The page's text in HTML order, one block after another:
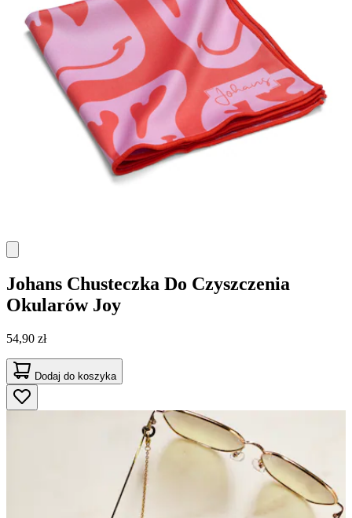
Johans Chusteczka Do Czyszczenia
Okularów Joy
54,90 zł
Dodaj do koszyka